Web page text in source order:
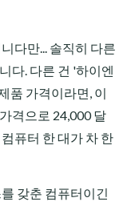
다만... 솔직히 다른
다. 다른 건 '하이엔
품 가격이라면, 이
격으로 24,000 달
퓨터 한 대가 차 한
갖춘 컴퓨터이긴